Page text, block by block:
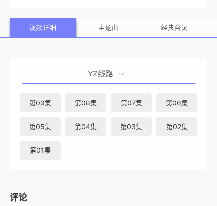
爱和由此引发的牙齿问题再次交汇。Sant运营的甜点ASMR
是，Jay恰好在Sant所住公寓楼下的便利店开始了夜班工作，
流逝似乎并未改变Jay的自恋本性，而Sant却在内心深处萌生
了再次给予这段感情机会的想法。或许，正是这份不确定中
视频详细 主题曲 经典台词
YZ线路
第09集 第08集 第07集 第06集
第05集 第04集 第03集 第02集
第01集
评论